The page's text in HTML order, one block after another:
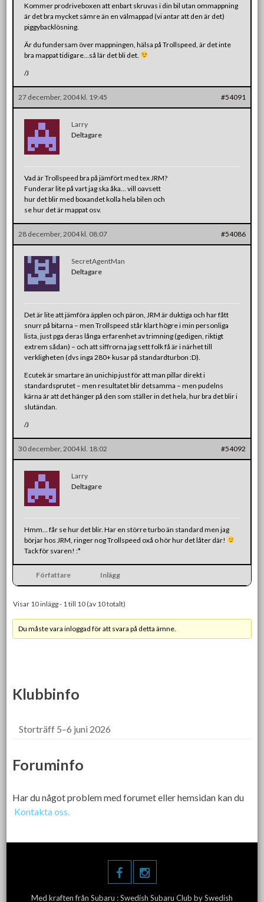
Kommer prodriveboxen att enbart skruvas i din bil utan ommappning
är det bra mycket sämre än en välmappad (vi antar att den är det)
piggybacklösning.
Är du fundersam över mappningen, hälsa på Trollspeed, är det inte
bra mappat tidigare…så lär det bli det.
/J
27 december, 2004 kl. 19:45 #54091
Larry
Deltagare
Vad är Trollspeed bra på jämfört med tex JRM?
Funderar lite på vart jag ska åka… vill oavsett
hur det blir med boxandet kolla hela bilen och
se hur det är mappat osv.
28 december, 2004 kl. 08:07 #54086
SecretAgentMan
Deltagare
Det är lite att jämföra äpplen och päron, JRM är duktiga och har fått
snurr på bitarna – men Trollspeed står klart högre i min personliga
lista, just pga deras långa erfarenhet av trimning (gedigen, riktigt
extrem sådan) – och att siffrorna jag sett folk få är i närhet till
verkligheten (dvs inga 280+ kusar på standardturbon :D).
Ecutek är smartare än unichip just för att man pillar direkt i
standardsprutet – men resultatet blir detsamma – men pudelns
kärna är att det hänger på den som ställer in det hela, hur bra det blir i
slutändan.
/J
30 december, 2004 kl. 18:02 #54092
Larry
Deltagare
Hmm… får se hur det blir. Har en större turbo än standard men jag
börjar hos JRM, ringer nog Trollspeed oxå o hör hur det låter där!
Tack för svaren! :*
Författare Inlägg
Visar 10 inlägg - 1 till 10 (av 10 totalt)
Du måste vara inloggad för att svara på detta ämne.
Klubbinfo
Storträff 5–6 juni 2026
Foruminfo
Har du något problem med forumet eller hemsidan kan du
Kontakta oss.
Med kraften från Subaru :Swedish Subaru Club by Swedish